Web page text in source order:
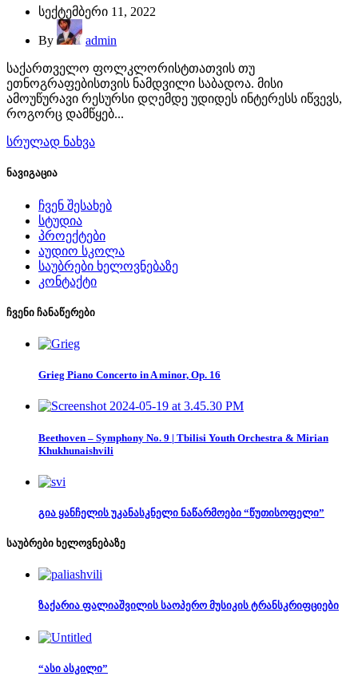
სექტემბერი 11, 2022
By admin
საქართველო ფოლკლორისტთათვის თუ
ეთნოგრაფებისთვის ნამდვილი საბადოა. მისი
ამოუწურავი რესურსი დღემდე უდიდეს ინტერესს იწვევს,
როგორც დამწყებ...
სრულად ნახვა
ნავიგაცია
ჩვენ შესახებ
სტუდია
პროექტები
აუდიო სკოლა
საუბრები ხელოვნებაზე
კონტაქტი
ჩვენი ჩანაწერები
Grieg Piano Concerto in A minor, Op. 16
Beethoven – Symphony No. 9 | Tbilisi Youth Orchestra & Mirian
Khukhunaishvili
გია ყანჩელის უკანასკნელი ნაწარმოები “წუთისოფელი”
საუბრები ხელოვნებაზე
ზაქარია ფალიაშვილის საოპერო მუსიკის ტრანსკრიფციები
“ასი ასკილი”